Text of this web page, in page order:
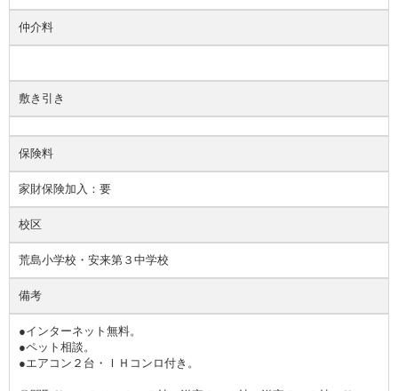
仲介料
敷き引き
保険料
家財保険加入：要
校区
荒島小学校・安来第３中学校
備考
●インターネット無料。
●ペット相談。
●エアコン２台・ＩＨコンロ付き。